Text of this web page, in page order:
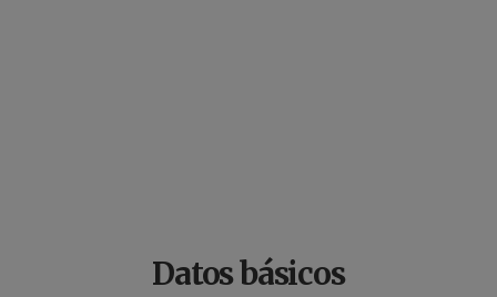
Datos básicos